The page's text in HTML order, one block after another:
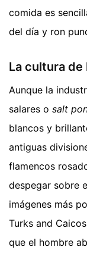
comida es
del día y ron
La cultura de
Aunque la
salares o salt
blancos y
antiguas
flamencos
despegar sobre
imágenes más
Turks and
que el hombre